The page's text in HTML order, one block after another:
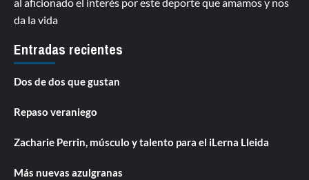
al aficionado el interés por este deporte que amamos y nos
da la vida
Entradas recientes
Dos de dos que gustan
Repaso veraniego
Zacharie Perrin, músculo y talento para el iLerna Lleida
Más nuevas azulgranas